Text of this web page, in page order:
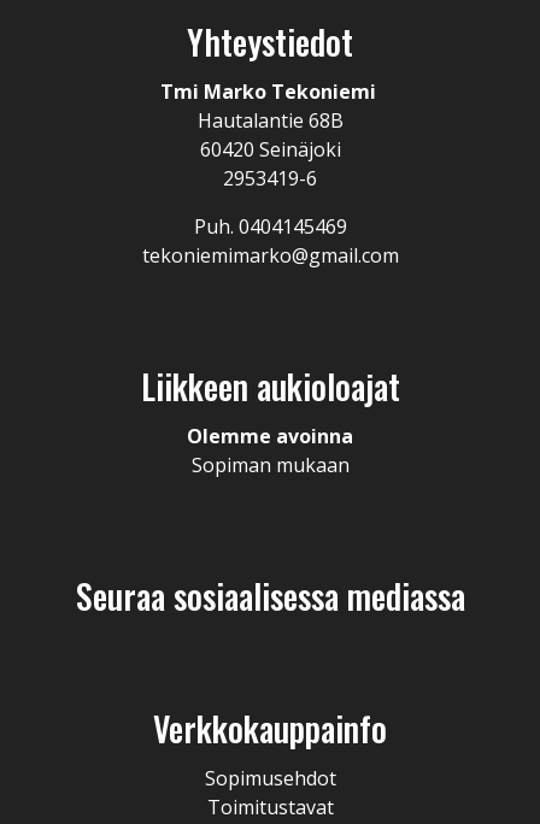
Yhteystiedot
Tmi Marko Tekoniemi
Hautalantie 68B
60420 Seinäjoki
2953419-6
Puh. 0404145469
tekoniemimarko@gmail.com
Liikkeen aukioloajat
Olemme avoinna
Sopiman mukaan
Seuraa sosiaalisessa mediassa
Verkkokauppainfo
Sopimusehdot
Toimitustavat